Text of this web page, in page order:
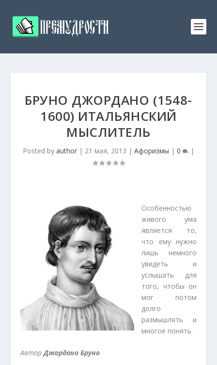
БРУНО ДЖОРДАНО (1548-
1600) ИТАЛЬЯНСКИЙ
МЫСЛИТЕЛЬ
Posted by author | 21 мая, 2013 | Афоризмы | 0 |
Особенностью
живого ума
является то,
что ему нужно
лишь немного
увидеть и
услышать для
того, чтобы он
мог потом
долго
размышлять и
многое понять.
АвторДжордано Бруно